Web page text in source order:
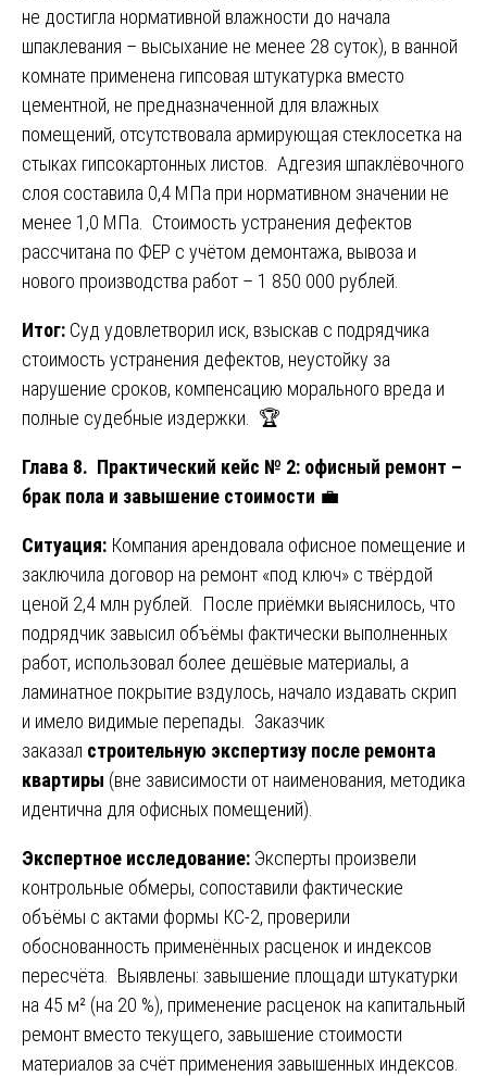
не достигла нормативной влажности до начала
шпаклевания – высыхание не менее 28 суток), в ванной
комнате применена гипсовая штукатурка вместо
цементной, не предназначенной для влажных
помещений, отсутствовала армирующая стеклосетка на
стыках гипсокартонных листов. Адгезия шпаклёвочного
слоя составила 0,4 МПа при нормативном значении не
менее 1,0 МПа. Стоимость устранения дефектов
рассчитана по ФЕР с учётом демонтажа, вывоза и
нового производства работ – 1 850 000 рублей.
Итог: Суд удовлетворил иск, взыскав с подрядчика
стоимость устранения дефектов, неустойку за
нарушение сроков, компенсацию морального вреда и
полные судебные издержки. 🏆
Глава 8. Практический кейс № 2: офисный ремонт –
брак пола и завышение стоимости 💼
Ситуация: Компания арендовала офисное помещение и
заключила договор на ремонт «под ключ» с твёрдой
ценой 2,4 млн рублей. После приёмки выяснилось, что
подрядчик завысил объёмы фактически выполненных
работ, использовал более дешёвые материалы, а
ламинатное покрытие вздулось, начало издавать скрип
и имело видимые перепады. Заказчик
заказал строительную экспертизу после ремонта
квартиры (вне зависимости от наименования, методика
идентична для офисных помещений).
Экспертное исследование: Эксперты произвели
контрольные обмеры, сопоставили фактические
объёмы с актами формы КС-2, проверили
обоснованность применённых расценок и индексов
пересчёта. Выявлены: завышение площади штукатурки
на 45 м² (на 20 %), применение расценок на капитальный
ремонт вместо текущего, завышение стоимости
материалов за счёт применения завышенных индексов.